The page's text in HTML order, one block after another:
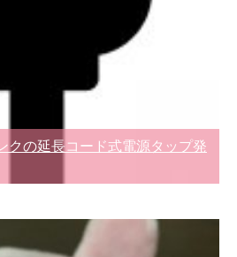
クの延長コード式電源タップ発